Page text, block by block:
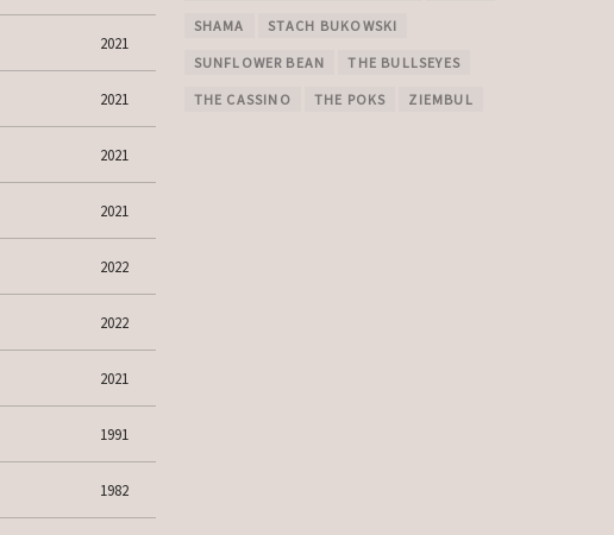
2021
2021
2021
2021
2022
2022
2021
1991
1982
SHAMA STACH BUKOWSKI
SUNFLOWER BEAN THE BULLSEYES
THE CASSINO THE POKS ZIEMBUL